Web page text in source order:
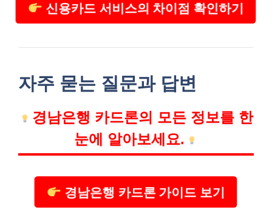
신용카드 서비스의 차이점 확인하기
자주 묻는 질문과 답변
경남은행 카드론의 모든 정보를 한
눈에 알아보세요.
경남은행 카드론 가이드 보기